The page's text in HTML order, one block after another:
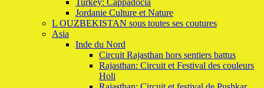
Turkey: Cappadocia
Jordanie Culture et Nature
L OUZBEKISTAN sous toutes ses coutures
Asia
Inde du Nord
Circuit Rajasthan hors sentiers battus
Rajasthan: Circuit et Festival des couleurs
Holi